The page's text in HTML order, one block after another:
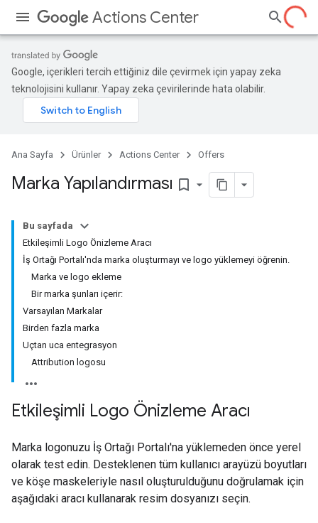
Actions Center
Google, içerikleri tercih ettiğiniz dile çevirmek için yapay zeka
teknolojisini kullanır. Yapay zeka çevirilerinde hata olabilir.
Ana Sayfa Ürünler Actions Center Offers
Marka Yapılandırması bookmark_border
Bu sayfada
Etkileşimli Logo Önizleme Aracı
İş Ortağı Portalı'nda marka oluşturmayı ve logo yüklemeyi öğrenin.
Marka ve logo ekleme
Bir marka şunları içerir:
Varsayılan Markalar
Birden fazla marka
Uçtan uca entegrasyon
Attribution logosu
Etkileşimli Logo Önizleme Aracı
Marka logonuzu İş Ortağı Portalı'na yüklemeden önce yerel
olarak test edin. Desteklenen tüm kullanıcı arayüzü boyutları
ve köşe maskeleriyle nasıl oluşturulduğunu doğrulamak için
aşağıdaki aracı kullanarak resim dosyanızı seçin.